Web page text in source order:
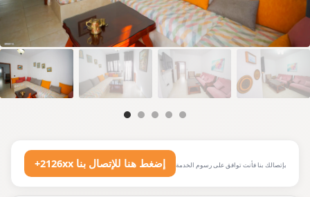
+2126xx إضغط هنا للإتصال بنا بإتصالك بنا فأنت توافق على رسوم الخدمة